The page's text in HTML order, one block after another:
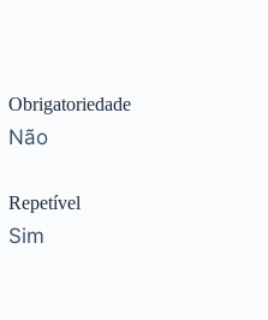
Obrigatoriedade
Não
Repetível
Sim